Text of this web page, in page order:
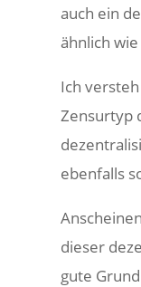
auch ein
ähnlich
Ich
Zensurtyp
ebenfalls
dieser
gute